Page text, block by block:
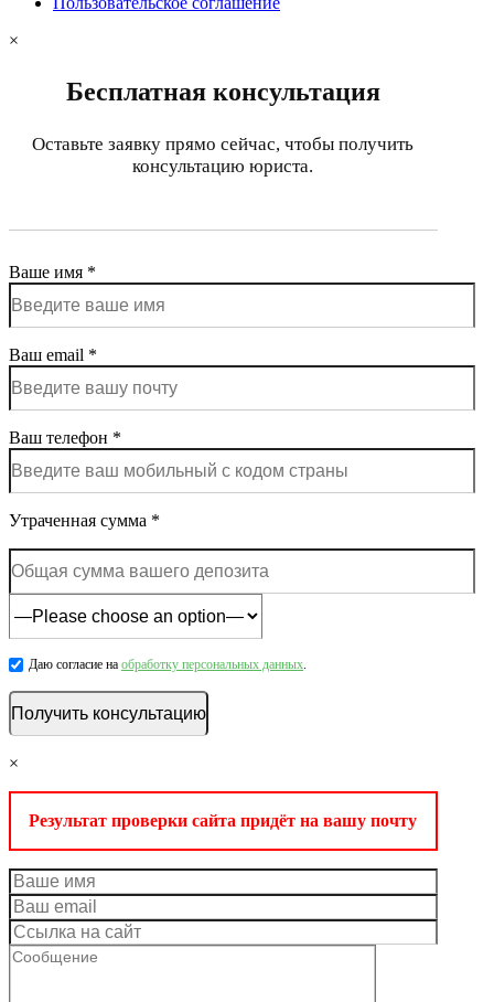
×
Бесплатная консультация
Оставьте заявку прямо сейчас, чтобы получить
консультацию юриста.
Ваше имя *
Ваш email *
Ваш телефон *
Утраченная сумма *
Даю согласие на обработку персональных данных.
×
Результат проверки сайта придёт на вашу почту